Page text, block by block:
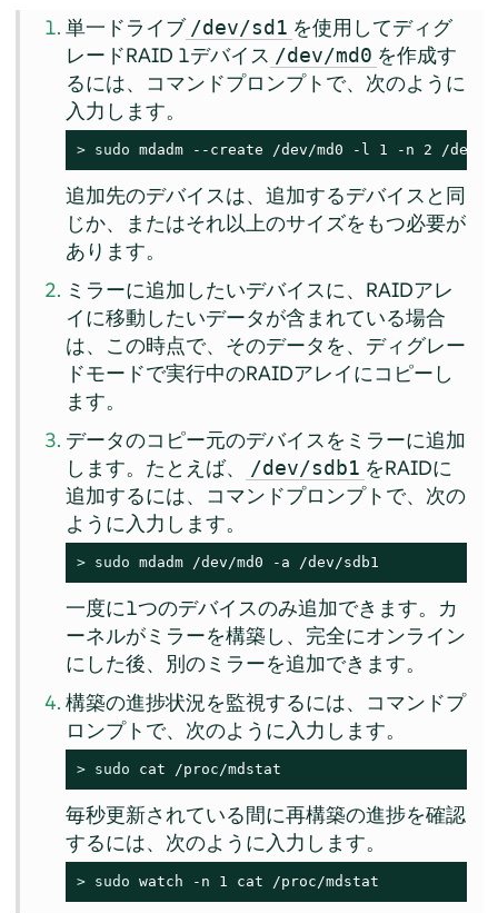
単一ドライブ /dev/sd1 を使用してディグ
レードRAID 1デバイス /dev/md0 を作成す
るには、コマンドプロンプトで、次のように
入力します。
> sudo mdadm --create /dev/md0 -l 1 -n 2 /dev/
追加先のデバイスは、追加するデバイスと同
じか、またはそれ以上のサイズをもつ必要が
あります。
ミラーに追加したいデバイスに、RAIDアレ
イに移動したいデータが含まれている場合
は、この時点で、そのデータを、ディグレー
ドモードで実行中のRAIDアレイにコピーし
ます。
データのコピー元のデバイスをミラーに追加
します。たとえば、
/dev/sdb1 をRAIDに
追加するには、コマンドプロンプトで、次の
ように入力します。
> sudo mdadm /dev/md0 -a /dev/sdb1
一度に1つのデバイスのみ追加できます。カ
ーネルがミラーを構築し、完全にオンライン
にした後、別のミラーを追加できます。
構築の進捗状況を監視するには、コマンドプ
ロンプトで、次のように入力します。
> sudo cat /proc/mdstat
毎秒更新されている間に再構築の進捗を確認
するには、次のように入力します。
> sudo watch -n 1 cat /proc/mdstat